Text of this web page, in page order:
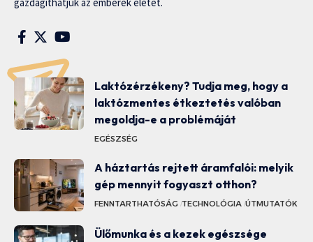
gazdagíthatjuk az emberek életét.
Laktózérzékeny? Tudja meg, hogy a
laktózmentes étkeztetés valóban
megoldja-e a problémáját
EGÉSZSÉG
A háztartás rejtett áramfalói: melyik
gép mennyit fogyaszt otthon?
FENNTARTHATÓSÁG TECHNOLÓGIA ÚTMUTATÓK
Ülőmunka és a kezek egészsége